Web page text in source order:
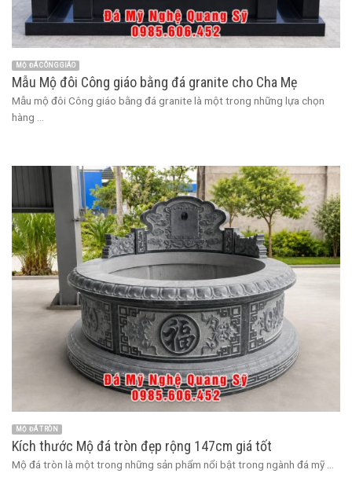
MỘ ĐÁ CÔNG GIÁO
Mẫu Mộ đôi Công giáo bằng đá granite cho Cha Mẹ
Mẫu mộ đôi Công giáo bằng đá granite là một trong những lựa chọn
hàng ...
MỘ ĐÁ TRÒN
Kích thước Mộ đá tròn đẹp rộng 147cm giá tốt
Mộ đá tròn là một trong những sản phẩm nổi bật trong ngành đá mỹ ...